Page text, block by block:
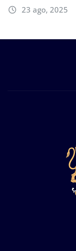
23 ago, 2025